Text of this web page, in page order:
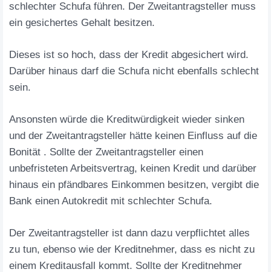
schlechter Schufa führen. Der Zweitantragsteller muss
ein gesichertes Gehalt besitzen.
Dieses ist so hoch, dass der Kredit abgesichert wird.
Darüber hinaus darf die Schufa nicht ebenfalls schlecht
sein.
Ansonsten würde die Kreditwürdigkeit wieder sinken
und der Zweitantragsteller hätte keinen Einfluss auf die
Bonität . Sollte der Zweitantragsteller einen
unbefristeten Arbeitsvertrag, keinen Kredit und darüber
hinaus ein pfändbares Einkommen besitzen, vergibt die
Bank einen Autokredit mit schlechter Schufa.
Der Zweitantragsteller ist dann dazu verpflichtet alles
zu tun, ebenso wie der Kreditnehmer, dass es nicht zu
einem Kreditausfall kommt. Sollte der Kreditnehmer